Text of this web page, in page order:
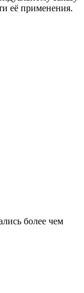
её применения.
более чем